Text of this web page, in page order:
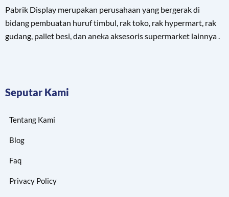
Pabrik Display merupakan perusahaan yang bergerak di
bidang pembuatan huruf timbul, rak toko, rak hypermart, rak
gudang, pallet besi, dan aneka aksesoris supermarket lainnya .
Seputar Kami
Tentang Kami
Blog
Faq
Privacy Policy